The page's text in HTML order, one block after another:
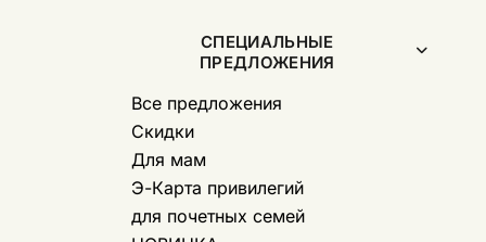
СПЕЦИАЛЬНЫЕ
ПРЕДЛОЖЕНИЯ
Все предложения
Скидки
Для мам
Э-Карта привилегий
для почетных семей